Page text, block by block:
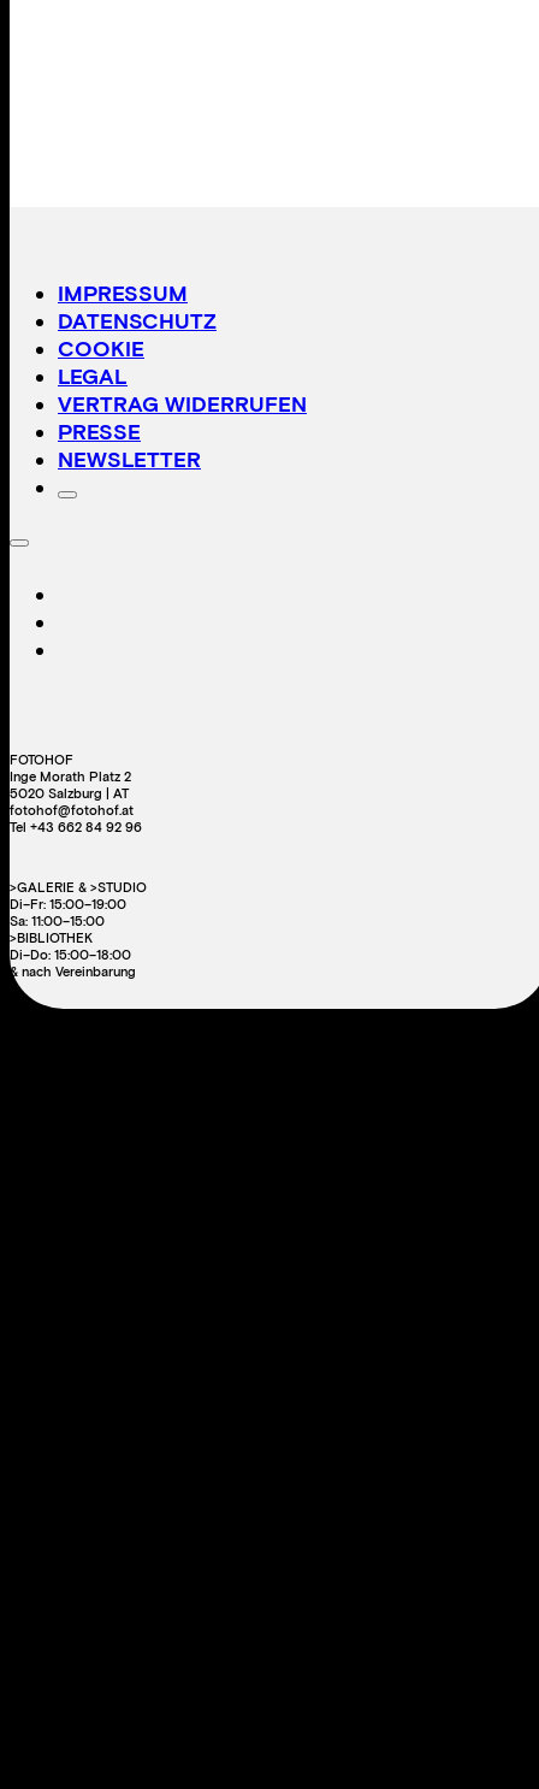
IMPRESSUM
DATENSCHUTZ
COOKIE
LEGAL
VERTRAG WIDERRUFEN
PRESSE
NEWSLETTER
FOTOHOF
Inge Morath Platz 2
5020 Salzburg | AT
fotohof@fotohof.at
Tel +43 662 84 92 96
>GALERIE & >STUDIO
Di–Fr: 15:00–19:00
Sa: 11:00–15:00
>BIBLIOTHEK
Di–Do: 15:00–18:00
& nach Vereinbarung